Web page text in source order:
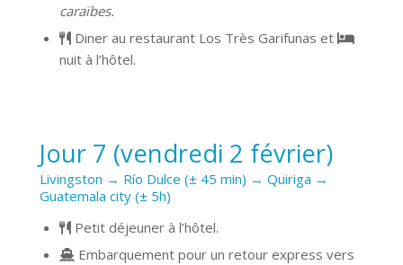
caraïbes.
Diner au restaurant Los Très Garifunas et
nuit à l’hôtel.
Jour 7 (vendredi 2 février)
Livingston → Río Dulce (± 45 min) → Quiriga →
Guatemala city (± 5h)
Petit déjeuner à l’hôtel.
Embarquement pour un retour express vers